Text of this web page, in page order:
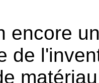
encore
de